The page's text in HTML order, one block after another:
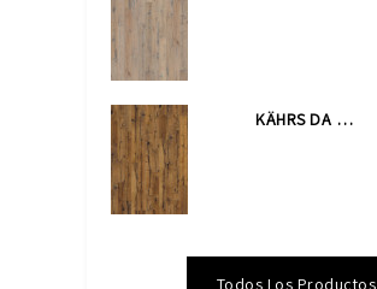
KÄHRS DA CAPO COLLECTION...
Todos Los Productos